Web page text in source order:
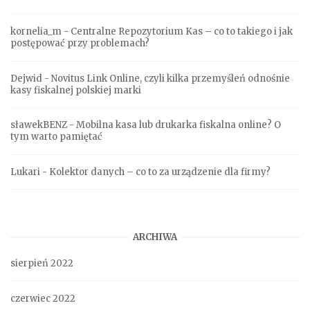
kornelia_m - Centralne Repozytorium Kas – co to takiego i jak
postępować przy problemach?
Dejwid - Novitus Link Online, czyli kilka przemyśleń odnośnie
kasy fiskalnej polskiej marki
sławekBENZ - Mobilna kasa lub drukarka fiskalna online? O
tym warto pamiętać
Lukari - Kolektor danych – co to za urządzenie dla firmy?
ARCHIWA
sierpień 2022
czerwiec 2022